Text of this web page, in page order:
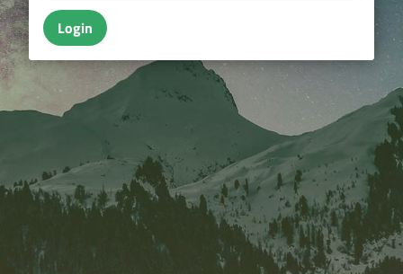
Login